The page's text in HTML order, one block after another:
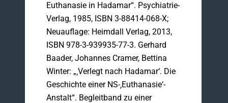
Euthanasie in Hadamar“. Psychiatrie-
Verlag, 1985, ISBN 3-88414-068-X;
Neuauflage: Heimdall Verlag, 2013,
ISBN 978-3-939935-77-3. Gerhard
Baader, Johannes Cramer, Bettina
Winter: „‚Verlegt nach Hadamar‘. Die
Geschichte einer NS-‚Euthanasie‘-
Anstalt“. Begleitband zu einer